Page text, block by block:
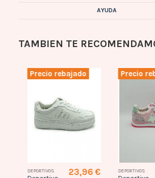
AYUDA
TAMBIEN TE
Precio rebajado
DEPORTIVOS 23,96 €
Precio
DEPORTIVOS